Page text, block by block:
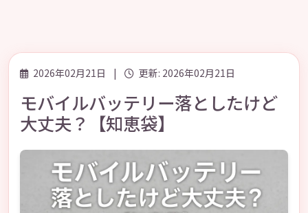
2026年02月21日 | 更新: 2026年02月21日
モバイルバッテリー落としたけど
大丈夫？【知恵袋】